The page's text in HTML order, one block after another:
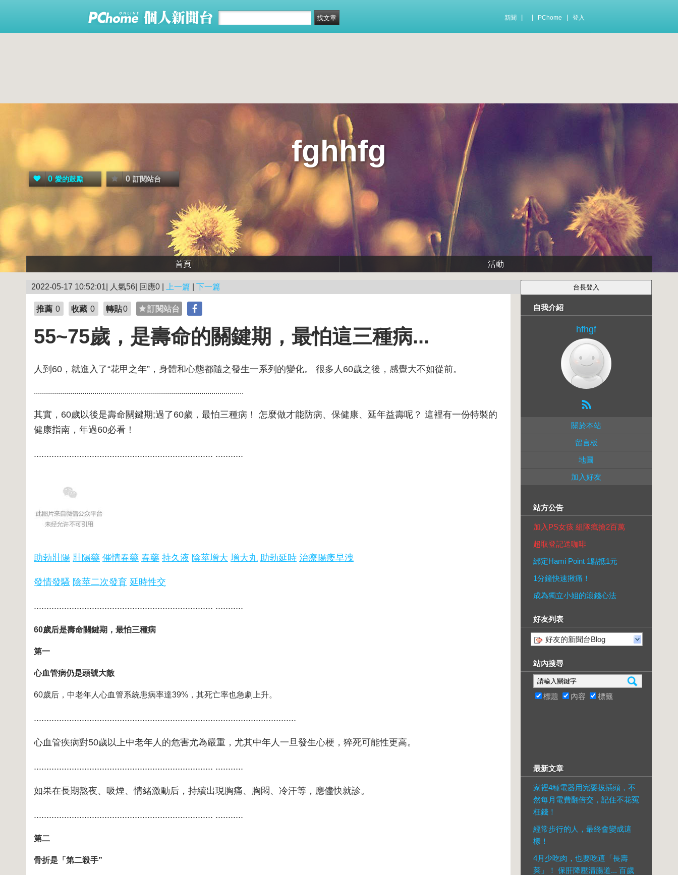
新聞 PChome 登入
fghhfg
0 愛的鼓勵 0 訂閱站台
首頁 活動
2022-05-17 10:52:01| 人氣56| 回應0 | 上一篇 下一篇
推薦 0 收藏 0 轉貼0 訂閱站台
55~75歲，是壽命的關鍵期，最怕這三種病...
人到60，就進入了“花甲之年”，身體和心態都隨之發生一系列的變化。 很多人60歲之後，感覺大不如從前。
........................................................................................................
其實，60歲以後是壽命關鍵期;過了60歲，最怕三種病！ 怎麼做才能防病、保健康、延年益壽呢？ 這裡有一份特製的
健康指南，年過60必看！
....................................................................... ...........
助勃壯陽 壯陽藥 催情春藥 春藥 持久液 陰莖增大 增大丸 助勃延時 治療陽痿早洩
發情發騷 陰莖二次發育 延時性交
....................................................................... ...........
60歲后是壽命關鍵期，最怕三種病
第一
心血管病仍是頭號大敵
60歲后，中老年人心血管系統患病率達39%，其死亡率也急劇上升。
........................................................................................................
心血管疾病對50歲以上中老年人的危害尤為嚴重，尤其中年人一旦發生心梗，猝死可能性更高。
....................................................................... ...........
如果在長期熬夜、吸煙、情緒激動后，持續出現胸痛、胸悶、冷汗等，應儘快就診。
....................................................................... ...........
第二
骨折是「第二殺手”
自我介紹
hfhgf
關於本站
留言板
地圖
加入好友
站方公告
加入PS女孩 組隊瘋搶2百萬
超取登記送咖啡
綁定Hami Point 1點抵1元
1分鐘快速揪痛！
成為獨立小姐的滾錢心法
好友列表
好友的新聞台Blog
站內搜尋
標題 內容 標籤
最新文章
家裡4種電器用完要拔插頭，不
然每月電費翻倍交，記住不花冤
枉錢！
經常步行的人，最終會變成這
樣！
4月少吃肉，也要吃這「長壽
菜」！ 保肝降壓清腸道... 百歲